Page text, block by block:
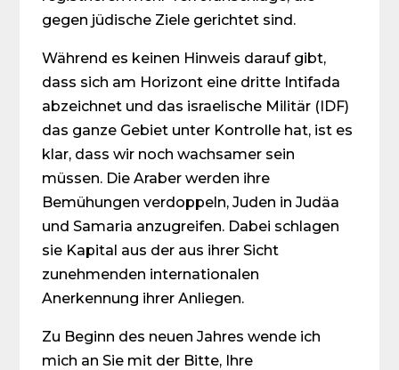
gegen jüdische Ziele gerichtet sind.
Während es keinen Hinweis darauf gibt,
dass sich am Horizont eine dritte Intifada
abzeichnet und das israelische Militär (IDF)
das ganze Gebiet unter Kontrolle hat, ist es
klar, dass wir noch wachsamer sein
müssen. Die Araber werden ihre
Bemühungen verdoppeln, Juden in Judäa
und Samaria anzugreifen. Dabei schlagen
sie Kapital aus der aus ihrer Sicht
zunehmenden internationalen
Anerkennung ihrer Anliegen.
Zu Beginn des neuen Jahres wende ich
mich an Sie mit der Bitte, Ihre